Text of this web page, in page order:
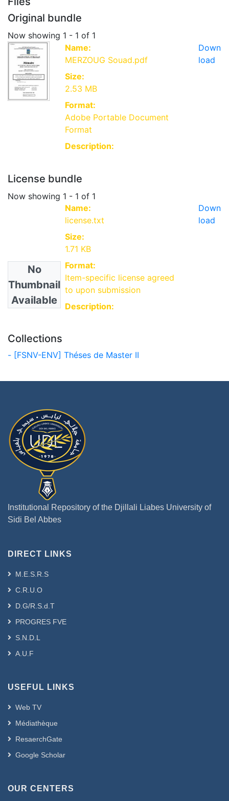
Original bundle
Now showing 1 - 1 of 1
Name:
MERZOUG Souad.pdf
Size:
2.53 MB
Format:
Adobe Portable Document
Format
Description:
Down
load
License bundle
Now showing 1 - 1 of 1
No
Thumbnail
Available
Name:
license.txt
Size:
1.71 KB
Format:
Item-specific license agreed
to upon submission
Description:
Down
load
Collections
- [FSNV-ENV] Théses de Master II
Institutional Repository of the Djillali Liabes University of
Sidi Bel Abbes
DIRECT LINKS
M.E.S.R.S
C.R.U.O
D.G/R.S.d.T
PROGRES FVE
S.N.D.L
A.U.F
USEFUL LINKS
Web TV
Médiathèque
ResaerchGate
Google Scholar
OUR CENTERS